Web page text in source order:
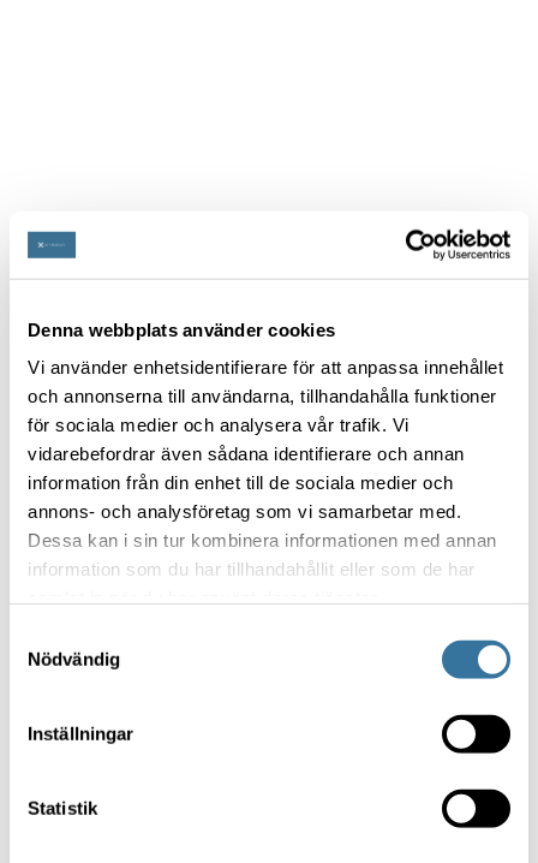
Denna webbplats använder cookies
Vi använder enhetsidentifierare för att anpassa innehållet
och annonserna till användarna, tillhandahålla funktioner
för sociala medier och analysera vår trafik. Vi
vidarebefordrar även sådana identifierare och annan
information från din enhet till de sociala medier och
annons- och analysföretag som vi samarbetar med.
Dessa kan i sin tur kombinera informationen med annan
information som du har tillhandahållit eller som de har
Nödvändig
Inställningar
Statistik